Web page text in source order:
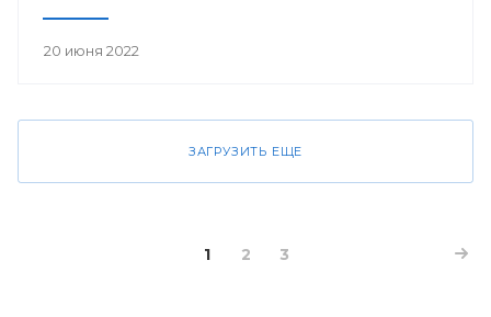
20 июня 2022
ЗАГРУЗИТЬ ЕЩЕ
1 2 3